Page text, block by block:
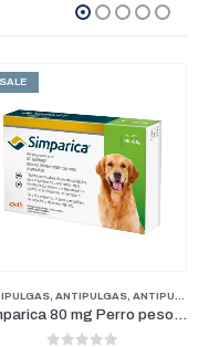
, FARMACIA
SALE
ANTIPULGAS ANTIPULGAS PERROS PESOS GRANDES
Simparica 80 mg Perro pesos de 20 kg a 40 kg (1 Mes)